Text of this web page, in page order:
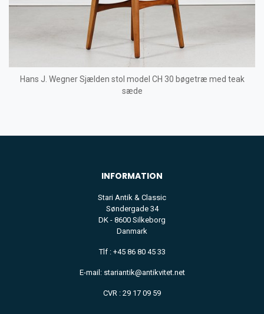
Hans J. Wegner Sjælden stol model CH 30 bøgetræ med teak
sæde
INFORMATION
Stari Antik & Classic
Søndergade 34
DK - 8600 Silkeborg
Danmark
Tlf : +45 86 80 45 33
E-mail: stariantik@antikvitet.net
CVR : 29 17 09 59